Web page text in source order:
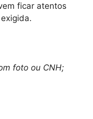
ficar atentos
foto ou CNH;